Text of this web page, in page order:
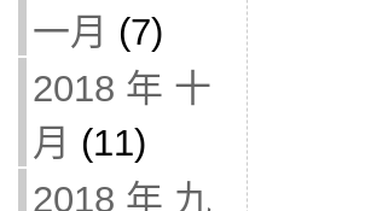
一月 (7)
2018 年 十
月 (11)
2018 年 九